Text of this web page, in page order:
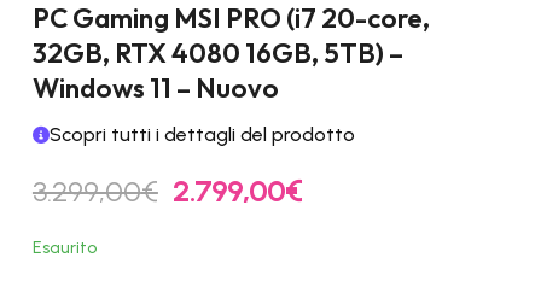
PC Gaming MSI PRO (i7 20-core,
32GB, RTX 4080 16GB, 5TB) –
Windows 11 – Nuovo
Scopri tutti i dettagli del prodotto
3.299,00€ Il
prezzo
2.799,00€Il
Esaurito